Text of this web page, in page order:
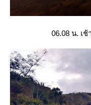
06.08 น. เ